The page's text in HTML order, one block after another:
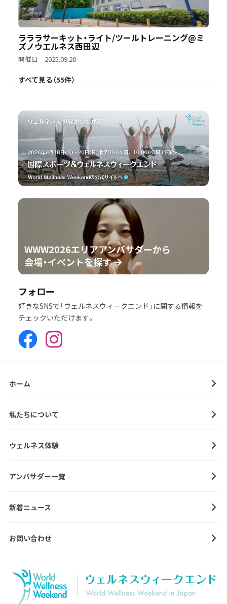
ラララサーキット・ライト/ツールトレーニング@ミ
ズノウエルネス西田辺
開催日 2025.09.20
すべて見る（55件）
WWW2026エリアアンバサダーから
会場・イベントを探す
フォロー
好きなSNSで「ウェルネスウィークエンド」に関する情報を
チェックいただけます。
ホーム
私たちについて
ウェルネス体験
アンバサダー一覧
新着ニュース
お問い合わせ